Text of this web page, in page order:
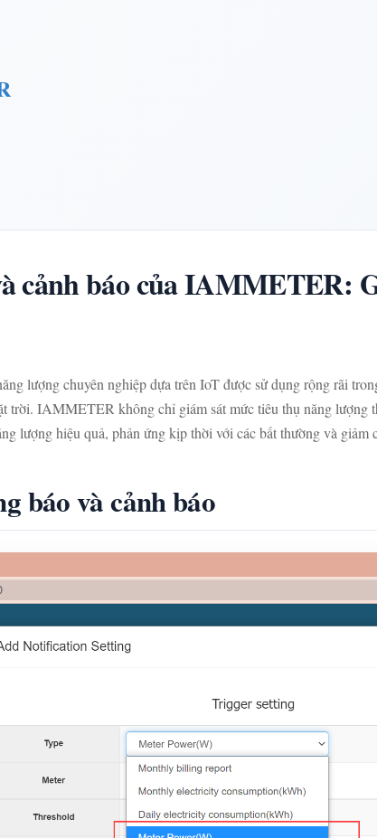
cảnh báo của IAMMETER:
lượng chuyên nghiệp dựa trên IoT được sử dụng rộng rãi
trời. IAMMETER không chỉ giám sát mức tiêu thụ năng lượng
lượng hiệu quả, phản ứng kịp thời với các bất thường và giảm
báo và cảnh báo